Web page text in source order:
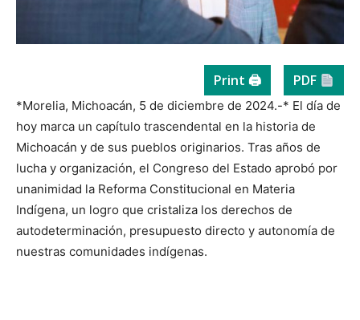
Print 🖨 PDF
*Morelia, Michoacán, 5 de diciembre de 2024.-* El día de
hoy marca un capítulo trascendental en la historia de
Michoacán y de sus pueblos originarios. Tras años de
lucha y organización, el Congreso del Estado aprobó por
unanimidad la Reforma Constitucional en Materia
Indígena, un logro que cristaliza los derechos de
autodeterminación, presupuesto directo y autonomía de
nuestras comunidades indígenas.